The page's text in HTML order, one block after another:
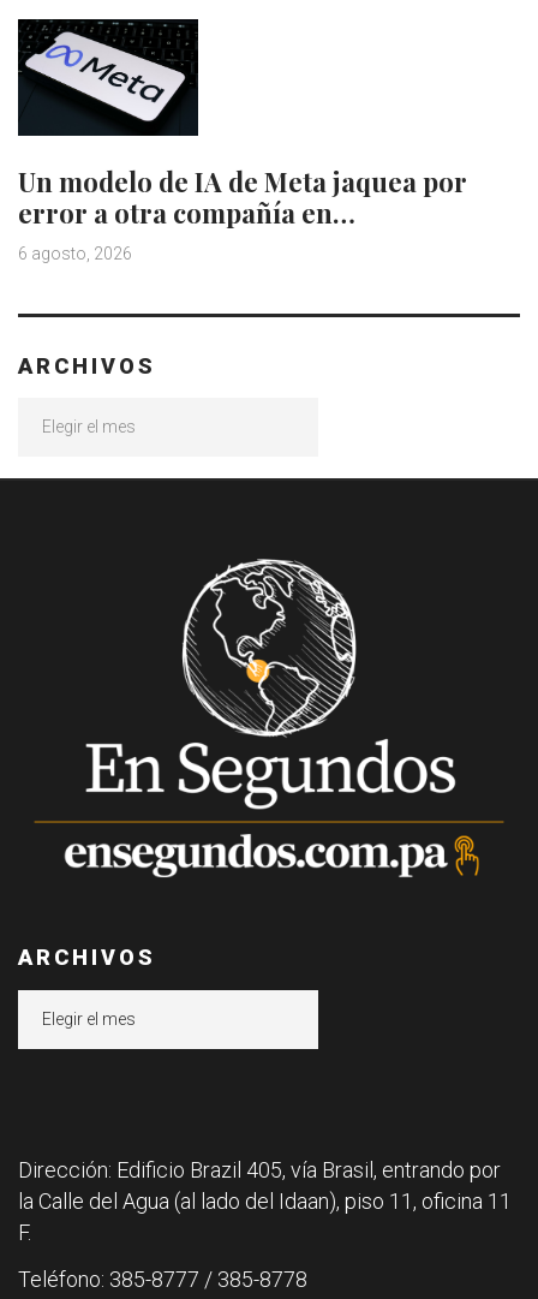
Un modelo de IA de Meta jaquea por
error a otra compañía en…
6 agosto, 2026
ARCHIVOS
ARCHIVOS
Dirección: Edificio Brazil 405, vía Brasil, entrando por
la Calle del Agua (al lado del Idaan), piso 11, oficina 11
F.
Teléfono: 385-8777 / 385-8778